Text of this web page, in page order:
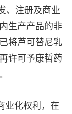
、注册及商业
生产产品的非
将芦可替尼乳
许可予康哲药
业化权利，在